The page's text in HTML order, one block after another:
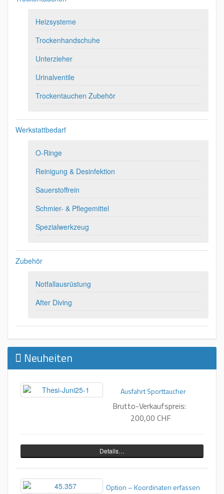
Heizsysteme
Trockenhandschuhe
Unterzieher
Urinalventile
Trockentauchen Zubehör
Werkstattbedarf
O-Ringe
Reinigung & Desinfektion
Sauerstoffrein
Schmier- & Pflegemittel
Spezialwerkzeug
Zubehör
Notfallausrüstung
After Diving
Neuheiten
Ausfahrt Sporttaucher
Brutto-Verkaufspreis:
200,00 CHF
Details…
Option – Koordinaten erfassen